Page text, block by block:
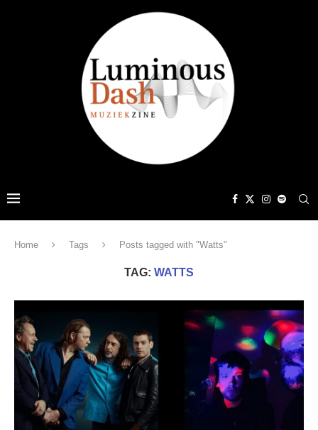
Home Tags Posts tagged with "Watts"
TAG: WATTS